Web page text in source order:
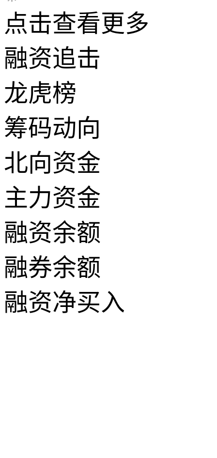
点击查看更多
融资追击
龙虎榜
筹码动向
北向资金
主力资金
融资余额
融券余额
融资净买入